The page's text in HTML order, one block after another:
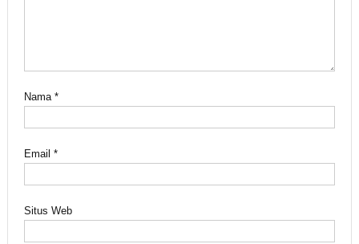
Nama *
Email *
Situs Web